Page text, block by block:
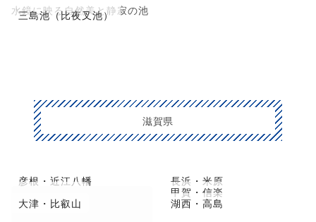
三島池（比夜叉池）
水鏡に映る自然美と静寂の池
滋賀県
彦根・近江八幡
長浜・米原
甲賀・信楽
大津・比叡山
湖西・高島